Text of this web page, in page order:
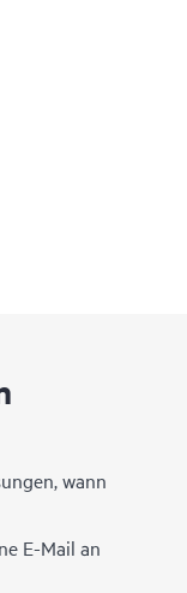
wann
E-Mail an